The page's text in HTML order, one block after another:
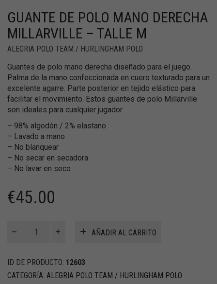
GUANTE DE POLO MANO DERECHA
MILLARVILLE – TALLE M
ALEGRIA POLO TEAM / HURLINGHAM POLO
Guantes de polo mano derecha diseñado para el juego.
Palma de la mano confeccionada en cuero texturado para un
excelente agarre. Parte posterior en tejido elástico para
facilitar el movimiento. Estos guantes de polo Millarville
son ideales para cualquier jugador.
– 98% algodón / 2% elastano
– Lavado a mano
– No blanquear
– No secar en secadora
– No lavar en seco
€45.00
Mano
Derecha
Millarville
AÑADIR AL CARRITO
ID DE PRODUCTO: 12603
CATEGORÍA: ALEGRIA POLO TEAM / HURLINGHAM POLO